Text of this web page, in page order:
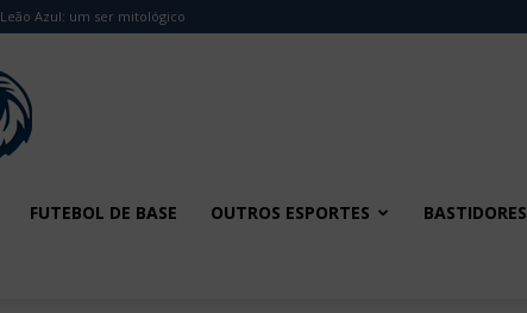
Leão Azul: um ser mitológico
FUTEBOL DE BASE OUTROS ESPORTES BASTIDORES